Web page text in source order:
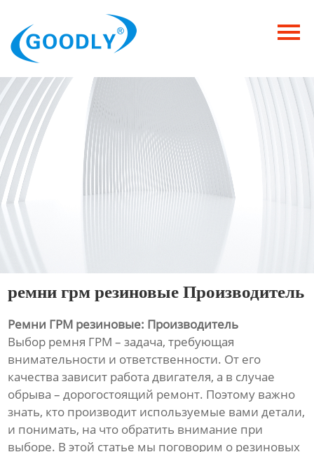
Продукция
ОТРАСЛИ
Категория
Новости
Контакты
ремни грм резиновые Производитель
Ремни ГРМ резиновые: Производитель
Выбор ремня ГРМ – задача, требующая
внимательности и ответственности. От его
качества зависит работа двигателя, а в случае
обрыва – дорогостоящий ремонт. Поэтому важно
знать, кто производит используемые вами детали,
и понимать, на что обратить внимание при
выборе. В этой статье мы поговорим о резиновых